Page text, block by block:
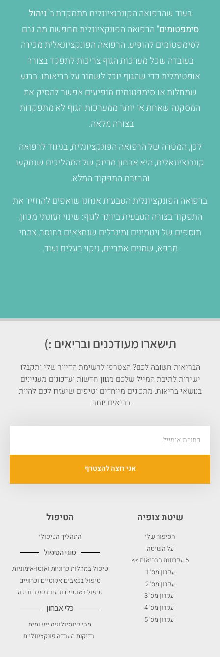
בעוד שהרפואה הקונבנציונלית מתמקדת ב"ניהול
סימפטומים" הרפואה הפונקציונלית מחפשת מה גרם
לסימפטומים להופיע. הרפואה הפונקציונאלית מכירה
בעובדה שכל מערכות הגוף צריכות לתפקד בצורה
אופטימלית כדי שהגוף יוכל לשמור על בריאותו. ברגע
שמחלות או סימפטומים מופיעים אפשר להסיק את
המסקנה שאחת או יותר ממערכות הגוף לא מתפקדות
בצורה מלאה.
לכן, המטרה של הרפואה הפונקציונלית, בניגוד לרפואה
קונבנציונאלית, היא אבחון מדיוק של התהליכים שנתקעו
והחזרת התפקוד המלא.
ברפואה הפונקציונלית הטבעית אנחנו שואפים להחזיר את
התפקוד בצורה הטבעית ביותר לגוף: שינוי תזונתי מכוון,
תוספים של ויטמינים ומינרלים שנמצאים בחוסר, צמחי
מרפא, שמנים אתריים, ניקוי רעלים ועוד.
תישארו מעודכנים ובריאים :)
הבריאות חשובה לכם? הצטרפו לרשימת הדיוור שלי ותקבלו
ישירות לתיבת המייל שלכם מגוון חדשות ועדכונים מעניינים
בנושאי בריאות, מתכונים מיוחדים וטיפים שיעזרו לכם להיות
בריאים יותר.
אני רוצה להצטרף
שיטת צופיה
הסיפור שלי
על השיטה
5 עקרונות הבריאות >>
עקרון מס' 1
עקרון מס' 2
עקרון מס' 3
עקרון מס' 4
עקרון מס' 5
הטיפול
התהליך הטיפולי
סוגי הטיפול
טיפול במחלות כרוניות ואוטו-אימוניות
טיפול בכאבים אקוטיים וכרוניים
טיפול באוטיזם ובעיות קשב וריכוז
כלי אבחון
מהי קינסיולוגיה יישומית
בדיקות מעבדה פונקציונליות